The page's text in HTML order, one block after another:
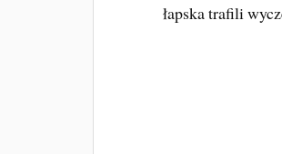
łapska trafili